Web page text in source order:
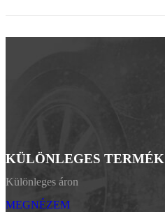
KÜLÖNLEGES TERMÉK
Különleges áron
MEGNÉZEM